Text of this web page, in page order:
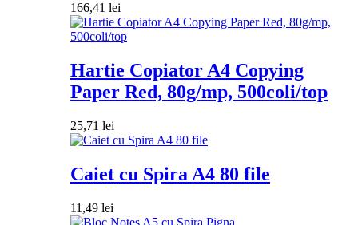
166,41 lei
Hartie Copiator A4 Copying
Paper Red, 80g/mp, 500coli/top
25,71 lei
Caiet cu Spira A4 80 file
11,49 lei